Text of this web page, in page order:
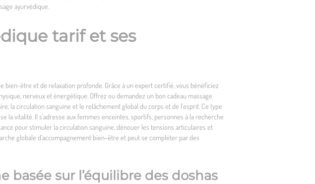
ayurvédique.
tarif et ses
bien-être et de relaxation profonde. Grâce à un expert certifié, vous bénéficiez
nerveux et énergétique. Offrez ou demandez un bon cadeau massage
la circulation sanguine et le relâchement global du corps et de l’esprit. Ce type
vitalité. Il s’adresse aux femmes enceintes, sportifs, personnes à la recherche
pour stimuler la circulation sanguine, dénouer les tensions articulaires et
globale d’accompagnement bien-être et peut se compléter par des
basée sur l’équilibre des doshas